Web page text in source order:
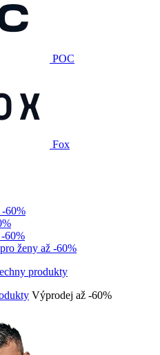
POC
Fox
-60%
60%
ženy až -60%
Výprodej až -60%